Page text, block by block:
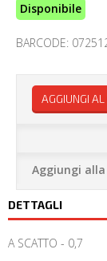
Disponibile
BARCODE:
AGGIUNGI
Aggiungi
DETTAGLI
A SCATTO - 0,7